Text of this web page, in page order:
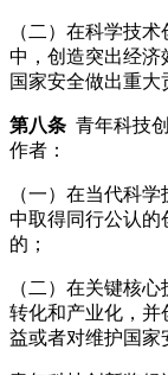
（二）在科学技
中，创造突出经济
国家安全做出重大
第八条 青年科技
作者：
（一）在当代科
中取得同行公认的
的；
（二）在关键核
转化和产业化，并
益或者对维护国家